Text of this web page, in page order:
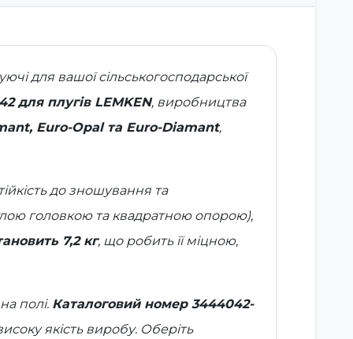
для вашої сільськогосподарської
для плугів LEMKEN, виробництва
Euro-Opal та Euro-Diamant,
до зношування та
головкою та квадратною опорою),
7,2 кг, що робить її міцною,
полі. Каталоговий номер 3444042-
якість виробу. Оберіть